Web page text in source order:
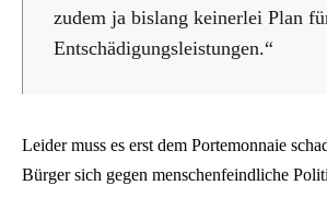
zudem ja bislang keinerlei Plan
Entschädigungsleistungen.“
Leider muss es erst dem Portemonnaie
Bürger sich gegen menschenfeindliche